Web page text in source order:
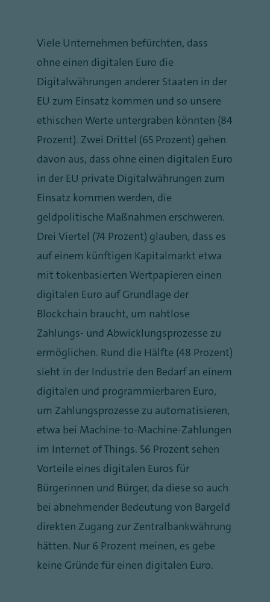
Viele Unternehmen befürchten, dass
ohne einen digitalen Euro die
Digitalwährungen anderer Staaten in der
EU zum Einsatz kommen und so unsere
ethischen Werte untergraben könnten (84
Prozent). Zwei Drittel (65 Prozent) gehen
davon aus, dass ohne einen digitalen Euro
in der EU private Digitalwährungen zum
Einsatz kommen werden, die
geldpolitische Maßnahmen erschweren.
Drei Viertel (74 Prozent) glauben, dass es
auf einem künftigen Kapitalmarkt etwa
mit tokenbasierten Wertpapieren einen
digitalen Euro auf Grundlage der
Blockchain braucht, um nahtlose
Zahlungs- und Abwicklungsprozesse zu
ermöglichen. Rund die Hälfte (48 Prozent)
sieht in der Industrie den Bedarf an einem
digitalen und programmierbaren Euro,
um Zahlungsprozesse zu automatisieren,
etwa bei Machine-to-Machine-Zahlungen
im Internet of Things. 56 Prozent sehen
Vorteile eines digitalen Euros für
Bürgerinnen und Bürger, da diese so auch
bei abnehmender Bedeutung von Bargeld
direkten Zugang zur Zentralbankwährung
hätten. Nur 6 Prozent meinen, es gebe
keine Gründe für einen digitalen Euro.